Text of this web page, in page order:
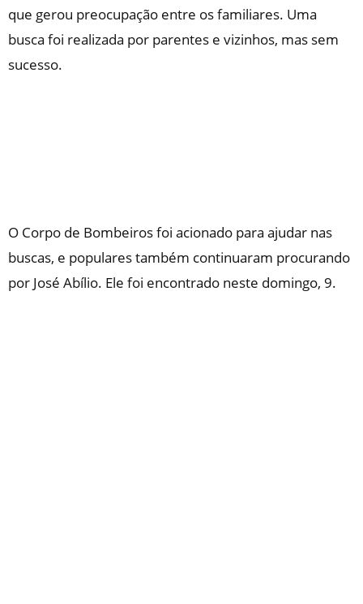
que gerou preocupação entre os familiares. Uma
busca foi realizada por parentes e vizinhos, mas sem
sucesso.
O Corpo de Bombeiros foi acionado para ajudar nas
buscas, e populares também continuaram procurando
por José Abílio. Ele foi encontrado neste domingo, 9.